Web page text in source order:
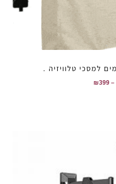
למסכי טלוויזיה .
–
₪399